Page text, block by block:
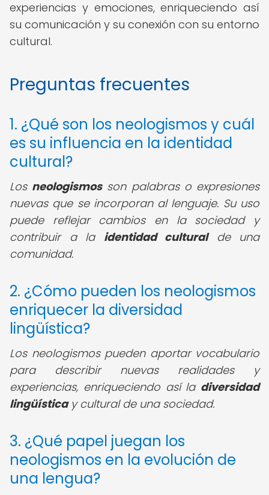
experiencias y emociones, enriqueciendo así
su comunicación y su conexión con su entorno
cultural.
Preguntas frecuentes
1. ¿Qué son los neologismos y cuál
es su influencia en la identidad
cultural?
Los neologismosson palabras o expresiones
nuevas que se incorporan al lenguaje. Su uso
puede reflejar cambios en la sociedad y
contribuir a la identidad culturalde una
comunidad.
2. ¿Cómo pueden los neologismos
enriquecer la diversidad
lingüística?
Los neologismos pueden aportar vocabulario
para describir nuevas realidades y
experiencias, enriqueciendo así la diversidad
lingüísticay cultural de una sociedad.
3. ¿Qué papel juegan los
neologismos en la evolución de
una lengua?